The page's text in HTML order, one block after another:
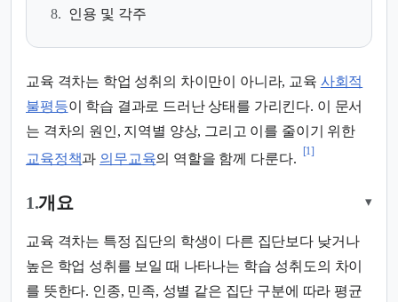
8. 인용 및 각주
교육 격차는 학업 성취의 차이만이 아니라, 교육 사회적
불평등이 학습 결과로 드러난 상태를 가리킨다. 이 문서
는 격차의 원인, 지역별 양상, 그리고 이를 줄이기 위한
교육정책과 의무교육의 역할을 함께 다룬다.
[1]
1.개요 ▾
교육 격차는 특정 집단의 학생이 다른 집단보다 낮거나
높은 학업 성취를 보일 때 나타나는 학습 성취도의 차이
를 뜻한다. 인종, 민족, 성별 같은 집단 구분에 따라 평균